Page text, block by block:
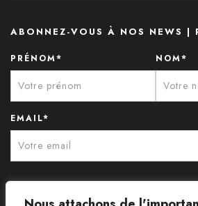
ABONNEZ-VOUS À NOS NEWS |
PRÉNOM* NOM*
EMAIL*